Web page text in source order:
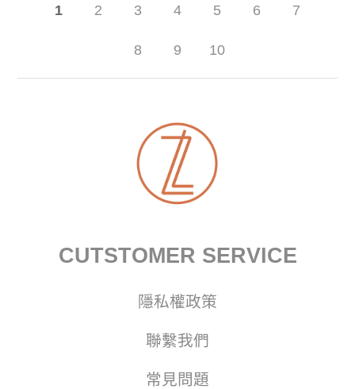
1 2 3 4 5 6 7
8 9 10
CUTSTOMER SERVICE
隱私權政策
聯繫我們
常見問題